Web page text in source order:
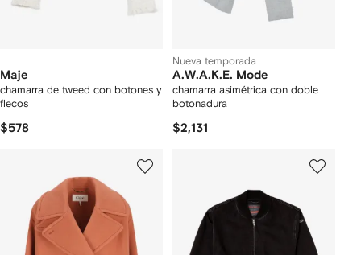
Maje
chamarra de tweed con botones y
flecos
$578
Nueva temporada
A.W.A.K.E. Mode
chamarra asimétrica con doble
botonadura
$2,131